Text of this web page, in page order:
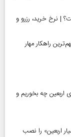
(س) در سال ۱۴۰۵ چقدر است؟ | نرخ خرید، رزرو و
راهکار مهار
زائران اربعین ۱۴۰۵ | در گرمای اربعین چه بخوریم و
اربعین» را نصب